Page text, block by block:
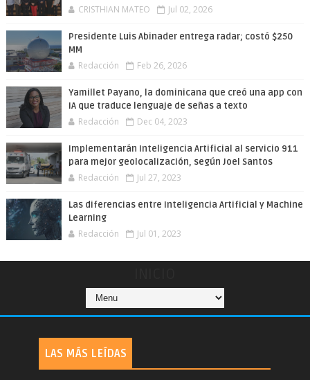
CRISTHIAN MATEO Jul 02, 2026
Presidente Luis Abinader entrega radar; costó $250
MM
Redacción Feb 26, 2026
Yamillet Payano, la dominicana que creó una app con
IA que traduce lenguaje de señas a texto
Redacción Dec 04, 2023
Implementarán Inteligencia Artificial al servicio 911
para mejor geolocalización, según Joel Santos
Redacción Jul 27, 2023
Las diferencias entre Inteligencia Artificial y Machine
Learning
Redacción Jul 01, 2023
LAS MÁS LEÍDAS